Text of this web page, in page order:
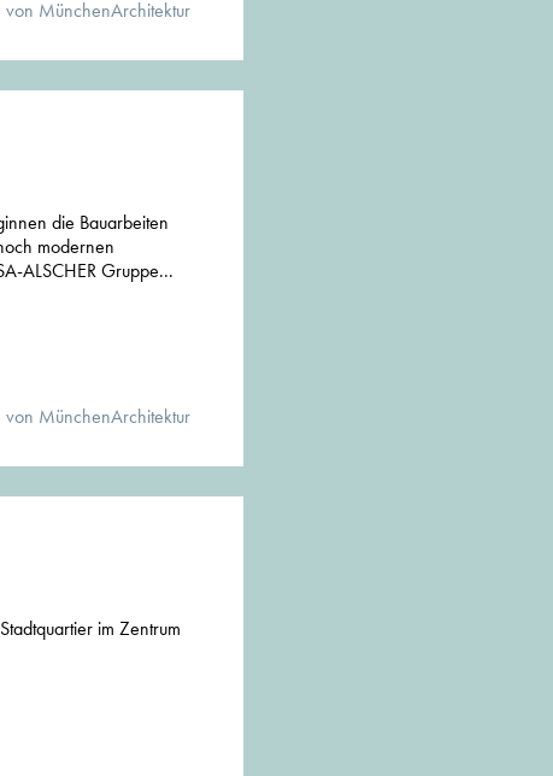
von MünchenArchitektur
die Bauarbeiten
modernen
ALSCHER Gruppe...
von MünchenArchitektur
im Zentrum